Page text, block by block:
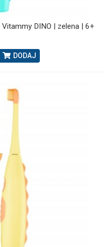
DINO | zelena | 6+
DODAJ